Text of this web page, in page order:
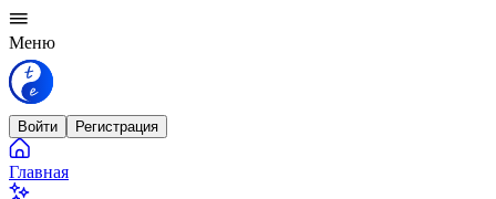
Меню
Войти Регистрация
Главная